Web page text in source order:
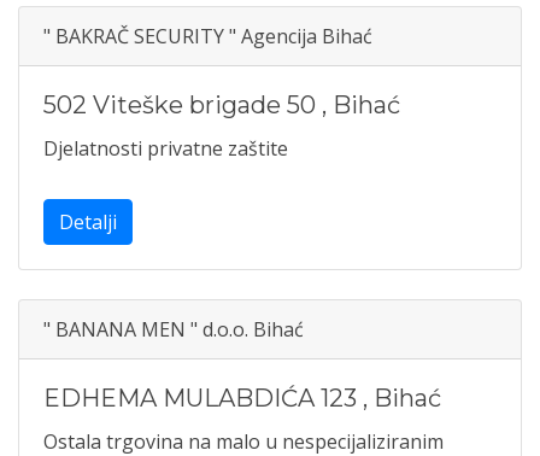
" BAKRAČ SECURITY " Agencija Bihać
502 Viteške brigade 50 , Bihać
Djelatnosti privatne zaštite
Detalji
" BANANA MEN " d.o.o. Bihać
EDHEMA MULABDIĆA 123 , Bihać
Ostala trgovina na malo u nespecijaliziranim